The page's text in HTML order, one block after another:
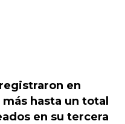
en
hasta un total
en su tercera